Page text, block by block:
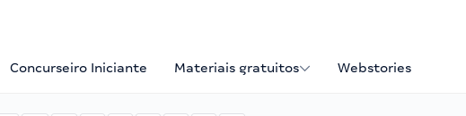
Concurseiro Iniciante Materiais gratuitos Webstories